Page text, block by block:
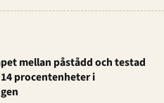
mellan påstådd och testad
procentenheter i